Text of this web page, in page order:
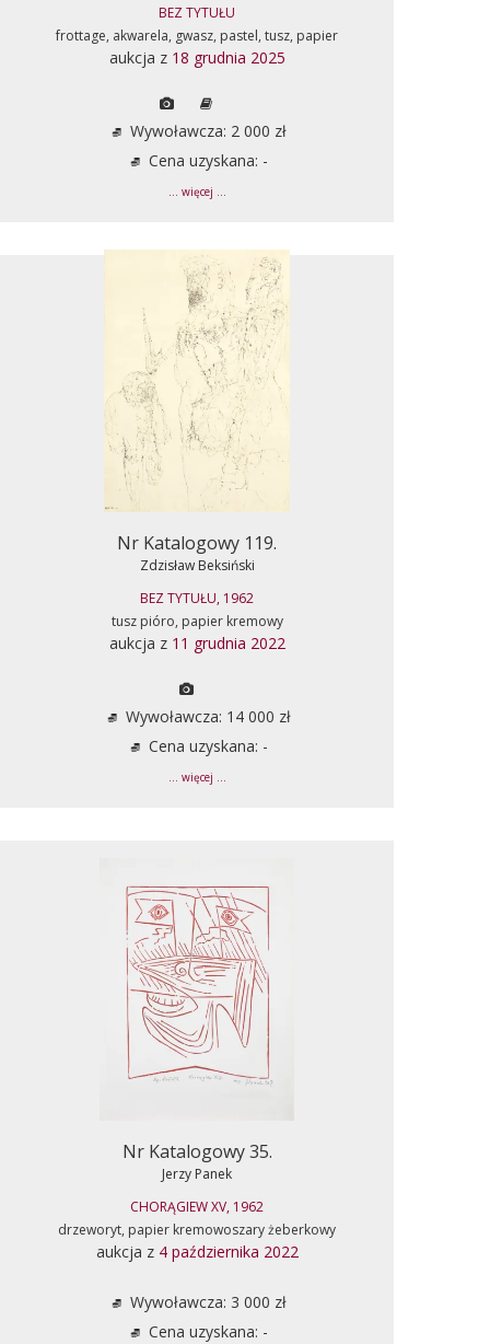
BEZ TYTUŁU
frottage, akwarela, gwasz, pastel, tusz, papier
aukcja z 18 grudnia 2025
Wywoławcza: 2 000 zł
Cena uzyskana: -
... więcej ...
Nr Katalogowy 119.
Zdzisław Beksiński
BEZ TYTUŁU, 1962
tusz pióro, papier kremowy
aukcja z 11 grudnia 2022
Wywoławcza: 14 000 zł
Cena uzyskana: -
... więcej ...
Nr Katalogowy 35.
Jerzy Panek
CHORĄGIEW XV, 1962
drzeworyt, papier kremowoszary żeberkowy
aukcja z 4 października 2022
Wywoławcza: 3 000 zł
Cena uzyskana: -